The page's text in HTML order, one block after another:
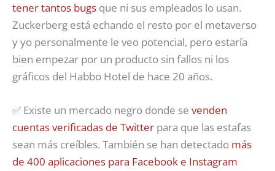
tener tantos bugs que ni sus empleados lo usan.
Zuckerberg está echando el resto por el metaverso
y yo personalmente le veo potencial, pero estaría
bien empezar por un producto sin fallos ni los
gráficos del Habbo Hotel de hace 20 años.
✅ Existe un mercado negro donde se venden
cuentas verificadas de Twitter para que las estafas
sean más creíbles. También se han detectado más
de 400 aplicaciones para Facebook e Instagram